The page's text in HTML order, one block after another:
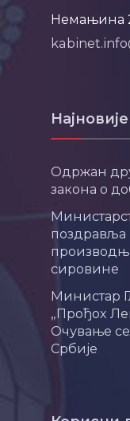
Немањина
Одржан
закона о
сировине
Министар
„Прођох
Очување
Србије